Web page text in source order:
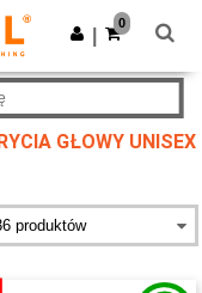
Pobierz app
0
GŁOWY UNISEX